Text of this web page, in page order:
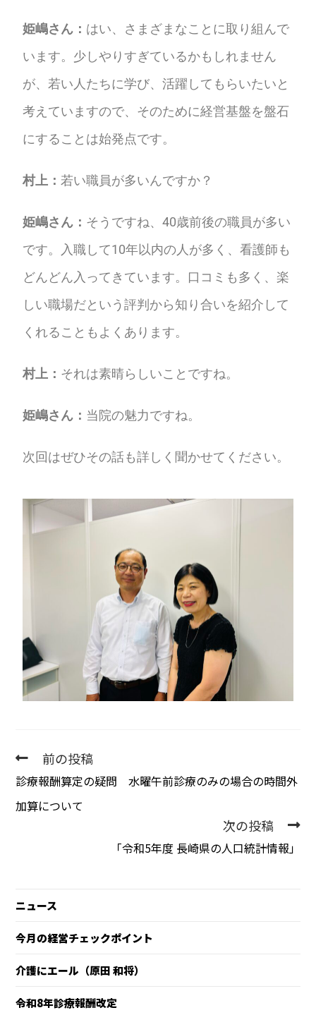
姫嶋さん： はい、さまざまなことに取り組んで
います。少しやりすぎているかもしれません
が、若い人たちに学び、活躍してもらいたいと
考えていますので、そのために経営基盤を盤石
にすることは始発点です。
村上： 若い職員が多いんですか？
姫嶋さん： そうですね、40歳前後の職員が多い
です。入職して10年以内の人が多く、看護師も
どんどん入ってきています。口コミも多く、楽
しい職場だという評判から知り合いを紹介して
くれることもよくあります。
村上： それは素晴らしいことですね。
姫嶋さん： 当院の魅力ですね。
次回はぜひその話も詳しく聞かせてください。
前の投稿
診療報酬算定の疑問 水曜午前診療のみの場合の時間外
加算について
次の投稿
「令和5年度 長崎県の人口統計情報」
ニュース
今月の経営チェックポイント
介護にエール（原田 和将）
令和8年診療報酬改定